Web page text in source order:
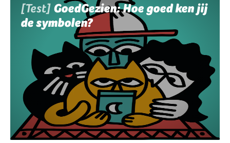
[Test] GoedGezien: Hoe goed ken jij
de symbolen?